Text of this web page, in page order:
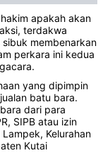
apakah akan
terdakwa
membenarkan
perkara ini kedua
yang dipimpin
batu bara.
dari para
SIPB atau izin
Kelurahan
Kutai